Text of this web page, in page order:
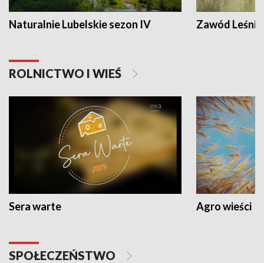
Naturalnie Lubelskie sezon IV Zawód Leśnik
ROLNICTWO I WIEŚ
Sera warte Agro wieści
SPOŁECZEŃSTWO